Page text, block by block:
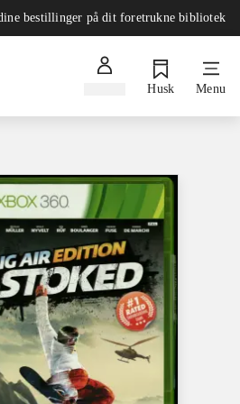
bestillinger på dit foretrukne bibliotek
Husk Menu